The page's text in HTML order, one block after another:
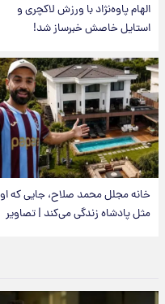
الهام پاوه‌نژاد با ورزش لاکچری و
استایل خاصش خبرساز شد!
خانه مجلل محمد صلاح، جایی که او
مثل پادشاه زندگی می‌کند | تصاویر